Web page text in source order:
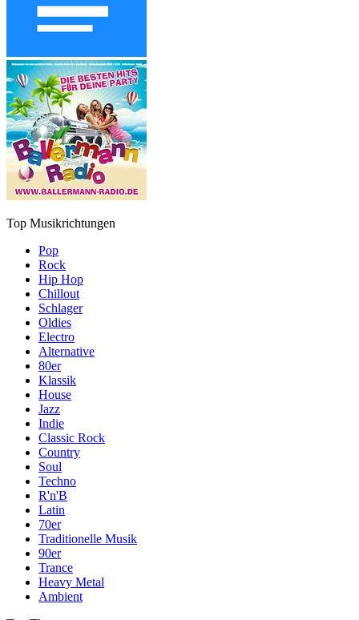
Top Musikrichtungen
Pop
Rock
Hip Hop
Chillout
Schlager
Oldies
Electro
Alternative
80er
Klassik
House
Jazz
Indie
Classic Rock
Country
Soul
Techno
R'n'B
Latin
70er
Traditionelle Musik
90er
Trance
Heavy Metal
Ambient